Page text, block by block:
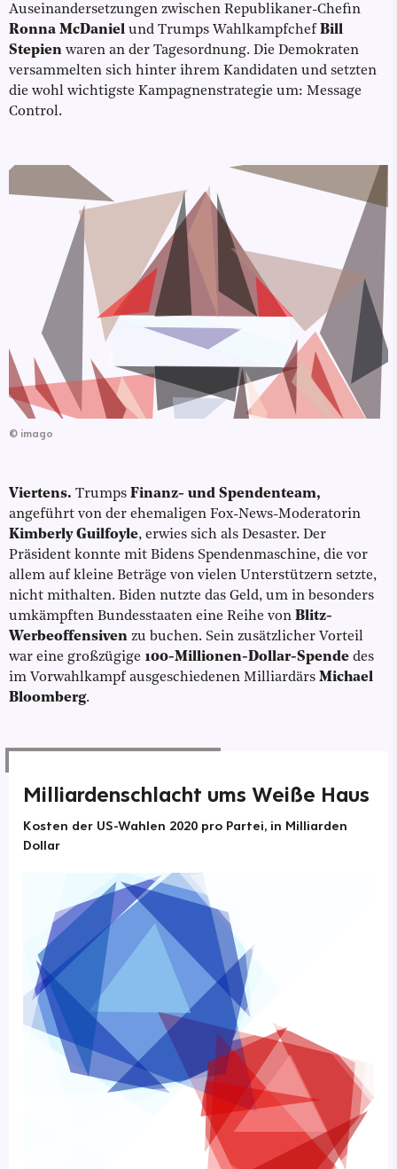
Auseinandersetzungen zwischen Republikaner-Chefin
Ronna McDaniel und Trumps Wahlkampfchef Bill
Stepien waren an der Tagesordnung. Die Demokraten
versammelten sich hinter ihrem Kandidaten und setzten
die wohl wichtigste Kampagnenstrategie um: Message
Control.
© imago
Viertens. Trumps Finanz- und Spendenteam,
angeführt von der ehemaligen Fox-News-Moderatorin
Kimberly Guilfoyle, erwies sich als Desaster. Der
Präsident konnte mit Bidens Spendenmaschine, die vor
allem auf kleine Beträge von vielen Unterstützern setzte,
nicht mithalten. Biden nutzte das Geld, um in besonders
umkämpften Bundesstaaten eine Reihe von Blitz-
Werbeoffensiven zu buchen. Sein zusätzlicher Vorteil
war eine großzügige 100-Millionen-Dollar-Spende des
im Vorwahlkampf ausgeschiedenen Milliardärs Michael
Bloomberg.
Milliardenschlacht ums Weiße Haus
Kosten der US-Wahlen 2020 pro Partei, in Milliarden
Dollar